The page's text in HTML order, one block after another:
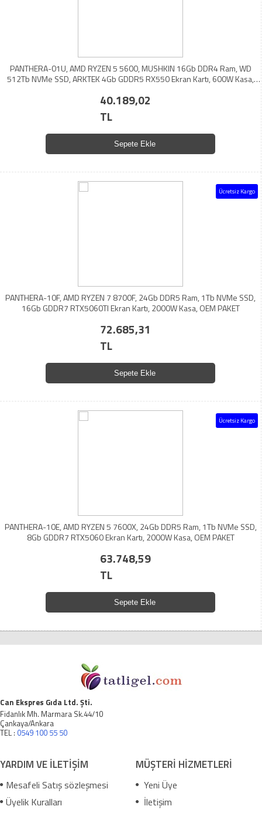
PANTHERA-01U, AMD RYZEN 5 5600, MUSHKIN 16Gb DDR4 Ram, WD
512Tb NVMe SSD, ARKTEK 4Gb GDDR5 RX550 Ekran Kartı, 600W Kasa,
40.189,02
TL
Sepete Ekle
Ücretsiz Kargo
PANTHERA-10F, AMD RYZEN 7 8700F, 24Gb DDR5 Ram, 1Tb NVMe SSD,
16Gb GDDR7 RTX5060TI Ekran Kartı, 2000W Kasa, OEM PAKET
72.685,31
TL
Sepete Ekle
Ücretsiz Kargo
PANTHERA-10E, AMD RYZEN 5 7600X, 24Gb DDR5 Ram, 1Tb NVMe SSD,
8Gb GDDR7 RTX5060 Ekran Kartı, 2000W Kasa, OEM PAKET
63.748,59
TL
Sepete Ekle
Can Ekspres Gıda Ltd. Şti.
Fidanlık Mh. Marmara Sk.44/10
Çankaya/Ankara
TEL : 0549 100 55 50
YARDIM VE İLETİŞİM
Mesafeli Satış sözleşmesi
Üyelik Kuralları
MÜŞTERİ HİZMETLERİ
Yeni Üye
İletişim